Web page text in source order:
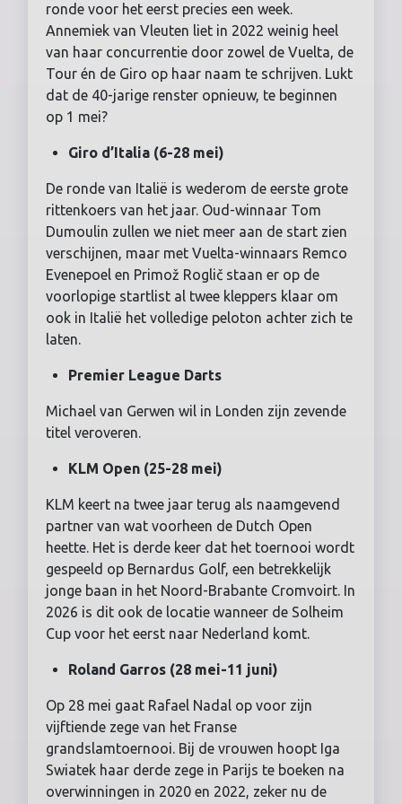
ronde voor het eerst precies een week.
Annemiek van Vleuten liet in 2022 weinig heel
van haar concurrentie door zowel de Vuelta, de
Tour én de Giro op haar naam te schrijven. Lukt
dat de 40-jarige renster opnieuw, te beginnen
op 1 mei?
Giro d’Italia (6-28 mei)
De ronde van Italië is wederom de eerste grote
rittenkoers van het jaar. Oud-winnaar Tom
Dumoulin zullen we niet meer aan de start zien
verschijnen, maar met Vuelta-winnaars Remco
Evenepoel en Primož Roglič staan er op de
voorlopige startlist al twee kleppers klaar om
ook in Italië het volledige peloton achter zich te
laten.
Premier League Darts
Michael van Gerwen wil in Londen zijn zevende
titel veroveren.
KLM Open (25-28 mei)
KLM keert na twee jaar terug als naamgevend
partner van wat voorheen de Dutch Open
heette. Het is derde keer dat het toernooi wordt
gespeeld op Bernardus Golf, een betrekkelijk
jonge baan in het Noord-Brabante Cromvoirt. In
2026 is dit ook de locatie wanneer de Solheim
Cup voor het eerst naar Nederland komt.
Roland Garros (28 mei-11 juni)
Op 28 mei gaat Rafael Nadal op voor zijn
vijftiende zege van het Franse
grandslamtoernooi. Bij de vrouwen hoopt Iga
Swiatek haar derde zege in Parijs te boeken na
overwinningen in 2020 en 2022, zeker nu de